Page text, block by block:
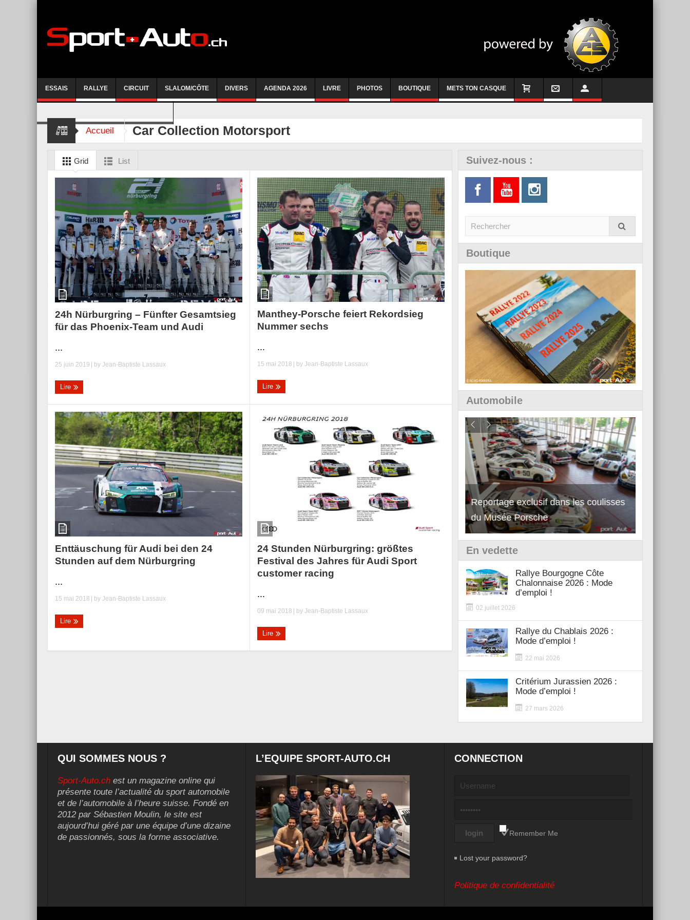
ESSAIS RALLYE CIRCUIT SLALOM/CÔTE DIVERS AGENDA 2026 LIVRE PHOTOS BOUTIQUE METS TON CASQUE
Accueil Car Collection Motorsport
Grid List
24h Nürburgring – Fünfter Gesamtsieg
für das Phoenix-Team und Audi
...
25 juin 2019 | by Jean-Baptiste Lassaux
Lire
Manthey-Porsche feiert Rekordsieg
Nummer sechs
...
15 mai 2018 | byJean-Baptiste Lassaux
Lire
Enttäuschung für Audi bei den 24
Stunden auf dem Nürburgring
...
15 mai 2018 | by Jean-Baptiste Lassaux
Lire
24 Stunden Nürburgring: größtes
Festival des Jahres für Audi Sport
customer racing
...
09 mai 2018 | byJean-Baptiste Lassaux
Lire
Suivez-nous :
Boutique
Automobile
Essai – Morgan Supersport
Reportage exclusif dans les coulisses
du Musée Porsche
En vedette
Rallye Bourgogne Côte
Chalonnaise 2026 : Mode
d’emploi !
02 juillet 2026
Rallye du Chablais 2026 :
Mode d’emploi !
22 mai 2026
Critérium Jurassien 2026 :
Mode d’emploi !
27 mars 2026
QUI SOMMES NOUS ?
Sport-Auto.ch est un magazine online qui
présente toute l’actualité du sport automobile
et de l’automobile à l’heure suisse. Fondé en
2012 par Sébastien Moulin, le site est
aujourd’hui géré par une équipe d’une dizaine
de passionnés, sous la forme associative.
L’EQUIPE SPORT-AUTO.CH CONNECTION
Remember Me
Lost your password?
Politique de confidentialité